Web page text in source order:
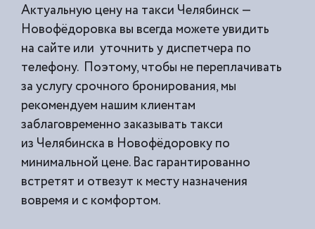
Актуальную цену на такси Челябинск —
Новофёдоровка вы всегда можете увидить
на сайте или уточнить у диспетчера по
телефону. Поэтому, чтобы не переплачивать
за услугу срочного бронирования, мы
рекомендуем нашим клиентам
заблаговременно заказывать такси
из Челябинска в Новофёдоровку по
минимальной цене. Вас гарантированно
встретят и отвезут к месту назначения
вовремя и с комфортом.